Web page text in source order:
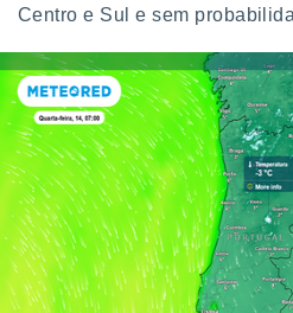
Centro e Sul e sem